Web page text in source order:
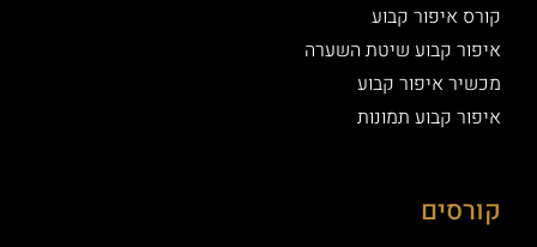
קורס איפור קבוע
איפור קבוע שיטת השערה
מכשיר איפור קבוע
איפור קבוע תמונות
קורסים